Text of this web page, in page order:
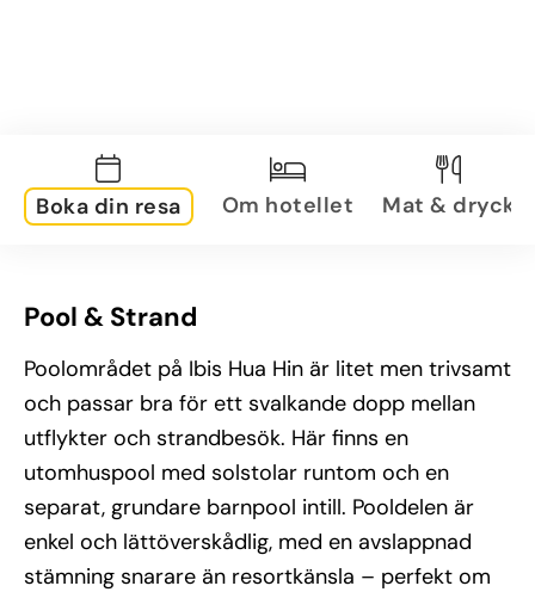
Boka din resa Om hotellet Mat & dryck
Pool & Strand
Poolområdet på Ibis Hua Hin är litet men trivsamt
och passar bra för ett svalkande dopp mellan
utflykter och strandbesök. Här finns en
utomhuspool med solstolar runtom och en
separat, grundare barnpool intill. Pooldelen är
enkel och lättöverskådlig, med en avslappnad
stämning snarare än resortkänsla – perfekt om